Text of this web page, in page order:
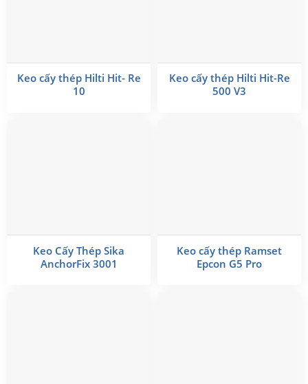
Keo cấy thép Hilti Hit- Re
10
Keo cấy thép Hilti Hit-Re
500 V3
Keo Cấy Thép Sika
AnchorFix 3001
Keo cấy thép Ramset
Epcon G5 Pro